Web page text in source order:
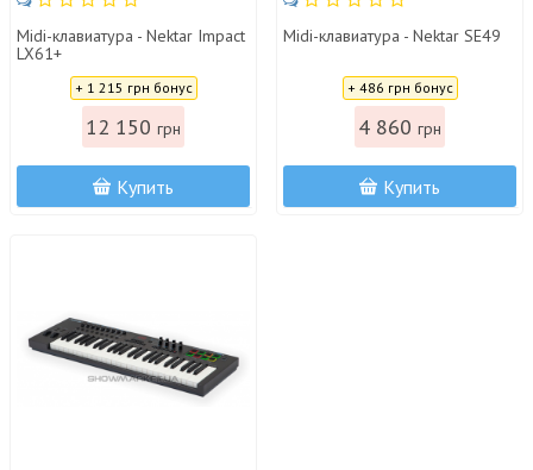
Midi-клавиатура - Nektar Impact
LX61+
+ 1 215 грн бонус
12 150 грн
Купить
Midi-клавиатура - Nektar SE49
+ 486 грн бонус
4 860 грн
Купить